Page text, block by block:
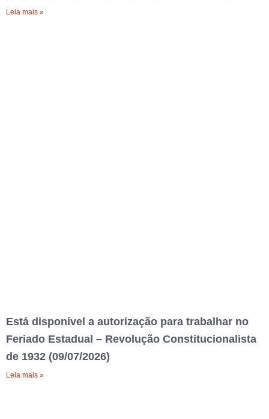
Leia mais »
Está disponível a autorização para trabalhar no
Feriado Estadual – Revolução Constitucionalista
de 1932 (09/07/2026)
Leia mais »